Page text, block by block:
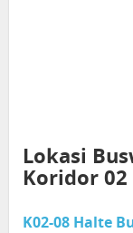
Lokasi
Koridor
K02-08 Halte